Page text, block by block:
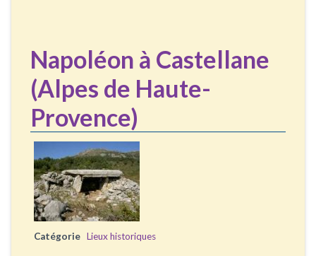
Napoléon à Castellane
(Alpes de Haute-
Provence)
Catégorie Lieux historiques